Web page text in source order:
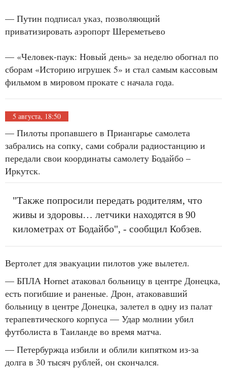
— Путин подписал указ, позволяющий
приватизировать аэропорт Шереметьево
— «Человек-паук: Новый день» за неделю обогнал по
сборам «Историю игрушек 5» и стал самым кассовым
фильмом в мировом прокате с начала года.
5 августа, 18:50
— Пилоты пропавшего в Приангарье самолета
забрались на сопку, сами собрали радиостанцию и
передали свои координаты самолету Бодайбо –
Иркутск.
"Также попросили передать родителям, что
живы и здоровы… летчики находятся в 90
километрах от Бодайбо", - сообщил Кобзев.
Вертолет для эвакуации пилотов уже вылетел.
— БПЛА Hornet атаковал больницу в центре Донецка,
есть погибшие и раненые. Дрон, атаковавший
больницу в центре Донецка, залетел в одну из палат
терапевтического корпуса — Удар молнии убил
футболиста в Таиланде во время матча.
— Петербуржца избили и облили кипятком из-за
долга в 30 тысяч рублей, он скончался.